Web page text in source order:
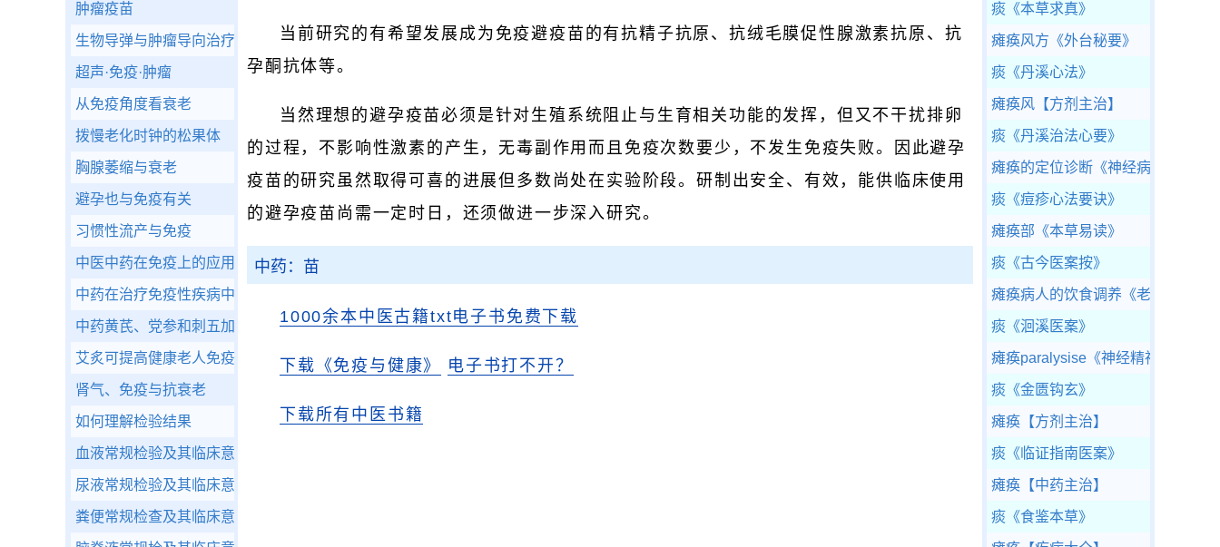
当前研究的有希望发展成为免疫避疫苗的有抗精子抗原、抗绒毛膜促性腺激素抗原、抗
孕酮抗体等。
当然理想的避孕疫苗必须是针对生殖系统阻止与生育相关功能的发挥，但又不干扰排卵
的过程，不影响性激素的产生，无毒副作用而且免疫次数要少，不发生免疫失败。因此避孕
疫苗的研究虽然取得可喜的进展但多数尚处在实验阶段。研制出安全、有效，能供临床使用
的避孕疫苗尚需一定时日，还须做进一步深入研究。
中药：苗
1000余本中医古籍txt电子书免费下载
下载《免疫与健康》 电子书打不开？
下载所有中医书籍
肿瘤疫苗
生物导弹与肿瘤导向治疗
超声·免疫·肿瘤
从免疫角度看衰老
拨慢老化时钟的松果体
胸腺萎缩与衰老
避孕也与免疫有关
习惯性流产与免疫
中医中药在免疫上的应用
中药在治疗免疫性疾病中的重要作用
中药黄芪、党参和刺五加的免疫作用
艾炙可提高健康老人免疫功能
肾气、免疫与抗衰老
如何理解检验结果
血液常规检验及其临床意义
尿液常规检验及其临床意义
粪便常规检查及其临床意义
痰 《本草求真》
瘫痪风方 《外台秘要》
痰 《丹溪心法》
瘫痪风 【方剂主治】
痰 《丹溪治法心要》
瘫痪的定位诊断 《神经病学》
痰 《痘疹心法要诀》
瘫痪部 《本草易读》
痰 《古今医案按》
瘫痪病人的饮食调养 《老年食养食
痰 《洄溪医案》
瘫痪paralysise 《神经精神疾病诊
痰 《金匮钩玄》
瘫痪 【方剂主治】
痰 《临证指南医案》
瘫痪 【中药主治】
痰 《食鉴本草》